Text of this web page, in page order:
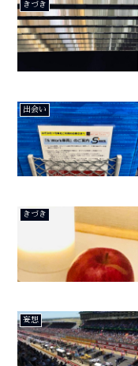
きづき
出会い
きづき
妄想